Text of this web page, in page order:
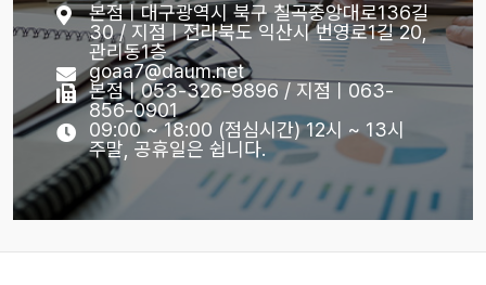
본점ㅣ대구광역시 북구 칠곡중앙대로136길
30 / 지점ㅣ전라북도 익산시 번영로1길 20,
관리동1층
goaa7@daum.net
본점ㅣ053-326-9896 / 지점ㅣ063-
856-0901
09:00 ~ 18:00 (점심시간) 12시 ~ 13시
주말, 공휴일은 쉽니다.